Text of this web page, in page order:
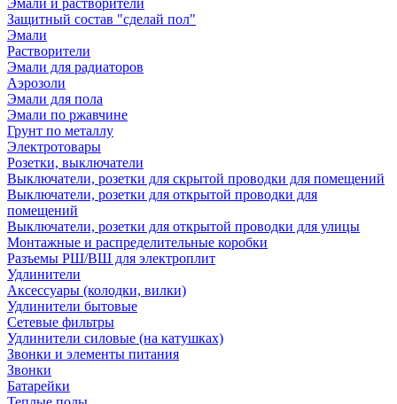
Эмали и растворители
Защитный состав "сделай пол"
Эмали
Растворители
Эмали для радиаторов
Аэрозоли
Эмали для пола
Эмали по ржавчине
Грунт по металлу
Электротовары
Розетки, выключатели
Выключатели, розетки для скрытой проводки для помещений
Выключатели, розетки для открытой проводки для
помещений
Выключатели, розетки для открытой проводки для улицы
Монтажные и распределительные коробки
Разъемы РШ/ВШ для электроплит
Удлинители
Аксессуары (колодки, вилки)
Удлинители бытовые
Сетевые фильтры
Удлинители силовые (на катушках)
Звонки и элементы питания
Звонки
Батарейки